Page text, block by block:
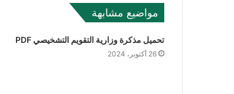
مواضيع مشابهة
تحميل مذكرة وزارية التقويم التشخيصي PDF
26 أكتوبر، 2024